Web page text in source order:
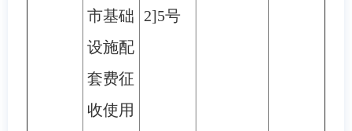
市基础
设施配
套费征
收使用
2]5号